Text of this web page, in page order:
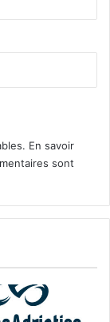
En savoir
sont